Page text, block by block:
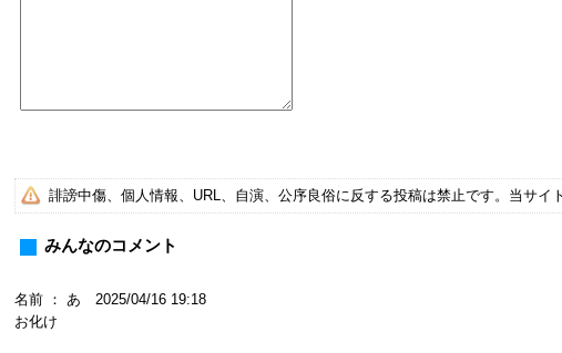
誹謗中傷、個人情報、URL、自演、公序良俗に反する投稿は禁止です。当サ
みんなのコメント
名前 ： あ 2025/04/16 19:18
お化け